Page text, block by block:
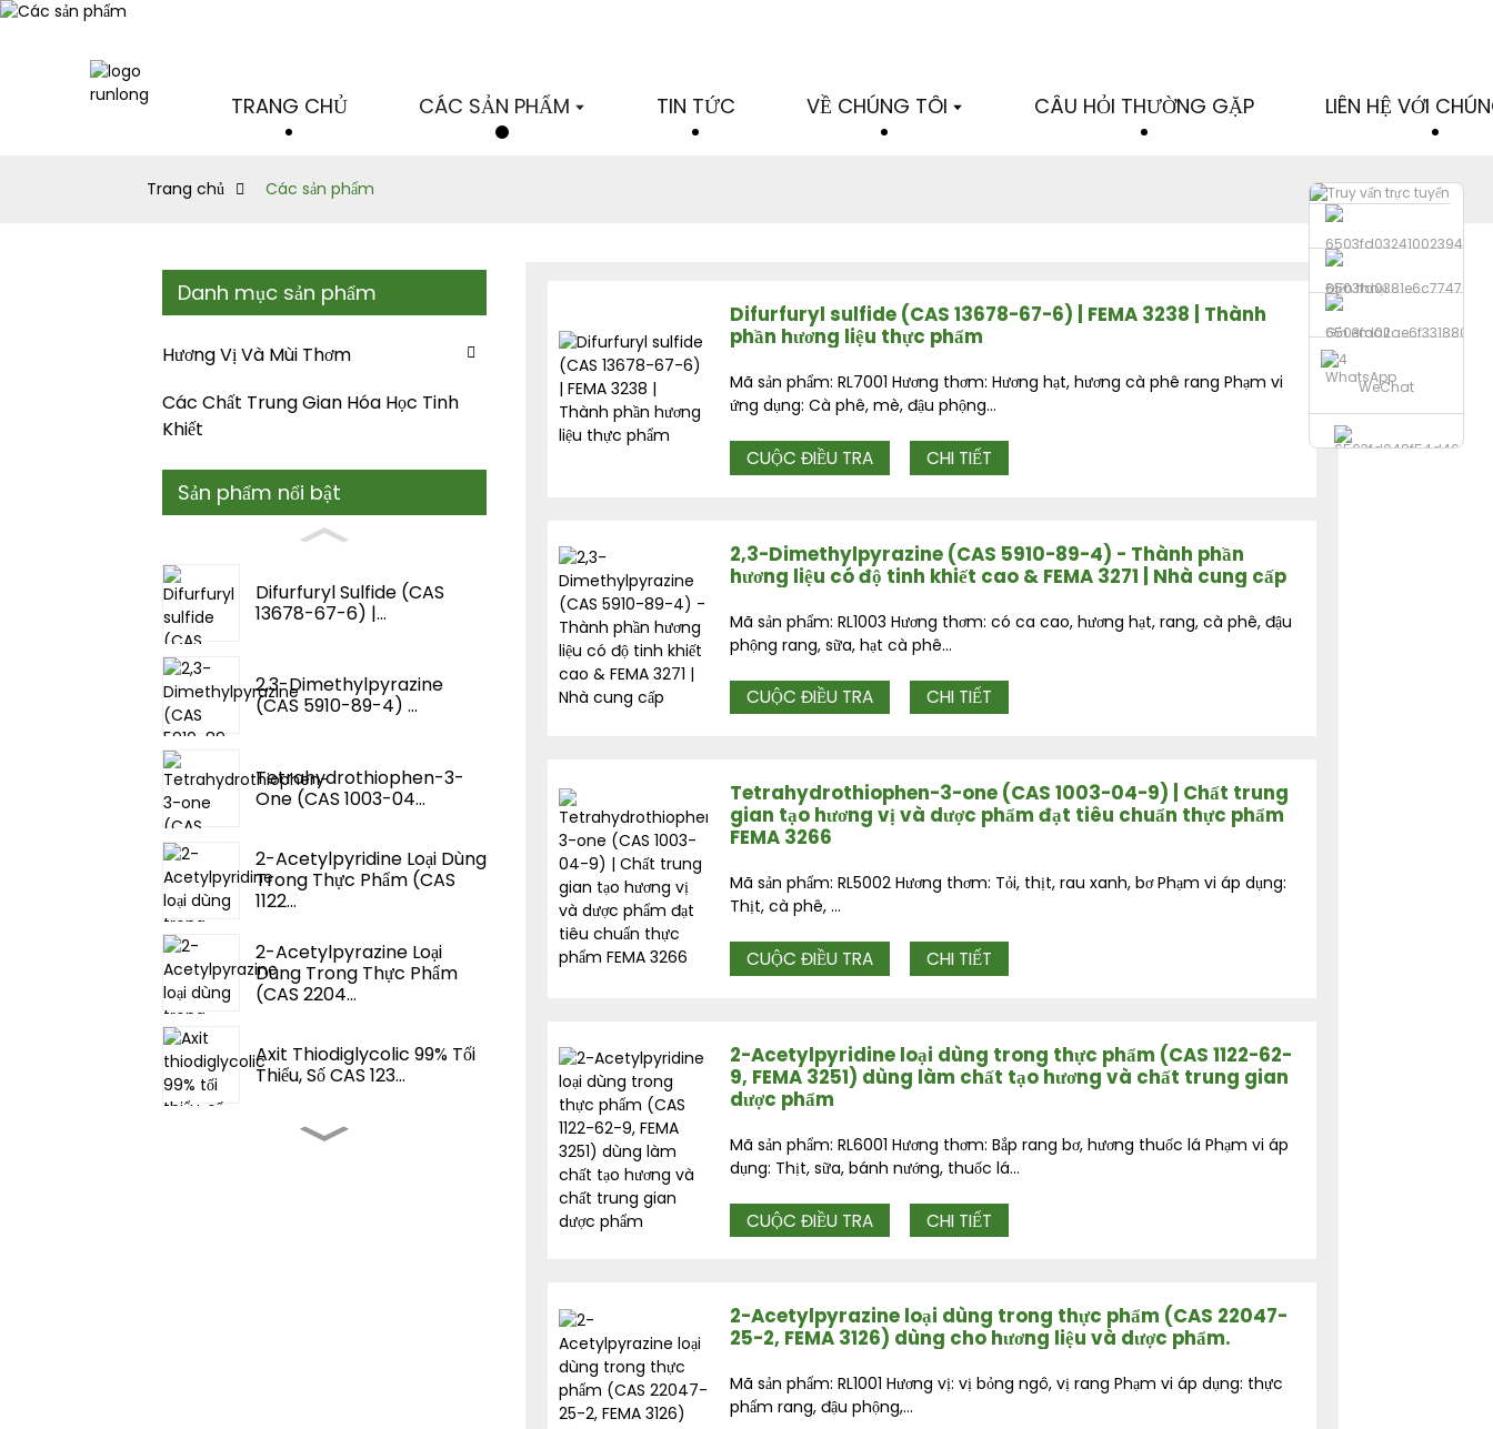
TRANG CHỦ CÁC SẢN PHẨM TIN TỨC VỀ CHÚNG TÔI CÂU HỎI THƯỜNG GẶP LIÊN HỆ VỚI
Điện thoại
Gửi email
WhatsApp
WeChat
Trang chủ Các sản phẩm
Danh mục sản phẩm
Hương Vị Và Mùi Thơm
Các Chất Trung Gian Hóa Học Tinh
Khiết
Sản phẩm nổi bật
Difurfuryl Sulfide (CAS
13678-67-6) |...
2,3-Dimethylpyrazine
(CAS 5910-89-4) ...
Tetrahydrothiophen-3-
One (CAS 1003-04...
2-Acetylpyridine Loại Dùng
Trong Thực Phẩm (CAS
1122...
2-Acetylpyrazine Loại
Dùng Trong Thực Phẩm
(CAS 2204...
Axit Thiodiglycolic 99% Tối
Thiểu, Số CAS 123...
Hương Liệu Và Chất Tạo Mùi
Difurfuryl sulfide (CAS 13678-67-6) | FEMA 3238 | Thành
phần hương liệu thực phẩm
Mã sản phẩm: RL7001 Hương thơm: Hương hạt, hương cà phê rang Phạm vi
ứng dụng: Cà phê, mè, đậu phộng...
CUỘC ĐIỀU TRA CHI TIẾT
2,3-Dimethylpyrazine (CAS 5910-89-4) - Thành phần
hương liệu có độ tinh khiết cao & FEMA 3271 | Nhà cung cấp
Mã sản phẩm: RL1003 Hương thơm: có ca cao, hương hạt, rang, cà phê, đậu
phộng rang, sữa, hạt cà phê...
CUỘC ĐIỀU TRA CHI TIẾT
Tetrahydrothiophen-3-one (CAS 1003-04-9) | Chất trung
gian tạo hương vị và dược phẩm đạt tiêu chuẩn thực phẩm
FEMA 3266
Mã sản phẩm: RL5002 Hương thơm: Tỏi, thịt, rau xanh, bơ Phạm vi áp dụng:
Thịt, cà phê, ...
CUỘC ĐIỀU TRA CHI TIẾT
2-Acetylpyridine loại dùng trong thực phẩm (CAS 1122-62-
9, FEMA 3251) dùng làm chất tạo hương và chất trung gian
dược phẩm
Mã sản phẩm: RL6001 Hương thơm: Bắp rang bơ, hương thuốc lá Phạm vi áp
dụng: Thịt, sữa, bánh nướng, thuốc lá...
CUỘC ĐIỀU TRA CHI TIẾT
2-Acetylpyrazine loại dùng trong thực phẩm (CAS 22047-
25-2, FEMA 3126) dùng cho hương liệu và dược phẩm.
Mã sản phẩm: RL1001 Hương vị: vị bỏng ngô, vị rang Phạm vi áp dụng: thực
phẩm rang, đậu phộng,...